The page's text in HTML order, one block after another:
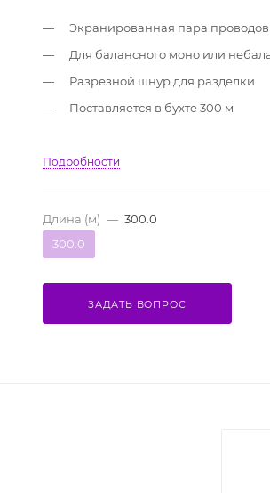
Экранированная пара
Для балансного моно или
Разрезной шнур для разделки
Поставляется в бухте 300 м
Подробности
Длина (м) — 300.0
300.0
ЗАДАТЬ ВОПРОС